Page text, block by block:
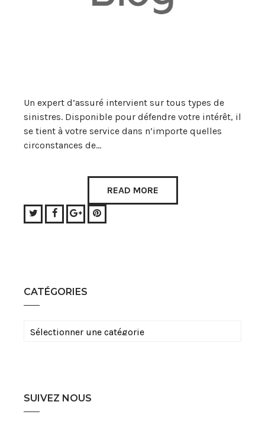
Un expert d’assuré intervient sur tous types de
sinistres. Disponible pour défendre votre intérêt, il
se tient à votre service dans n’importe quelles
circonstances de…
READ MORE
TwitterFacebook
Google+Pinterest
CATÉGORIES
Catégories
SUIVEZ NOUS